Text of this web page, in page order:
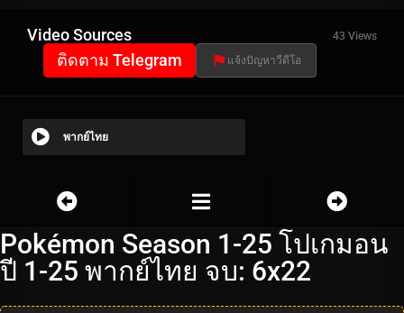
Video Sources 43 Views
ติดตาม Telegram แจ้งปัญหาวีดีโอ
พากย์ไทย
Pokémon Season 1-25 โปเกมอน
ปี 1-25 พากย์ไทย จบ: 6x22